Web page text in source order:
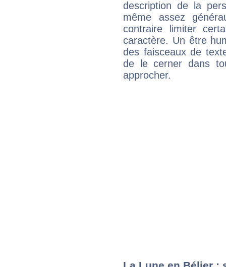
description de la
même assez
contraire limiter
caractère. Un être
des faisceaux de
de le cerner dans
approcher.